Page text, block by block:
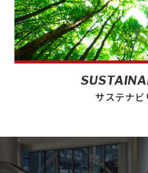
サステナビ